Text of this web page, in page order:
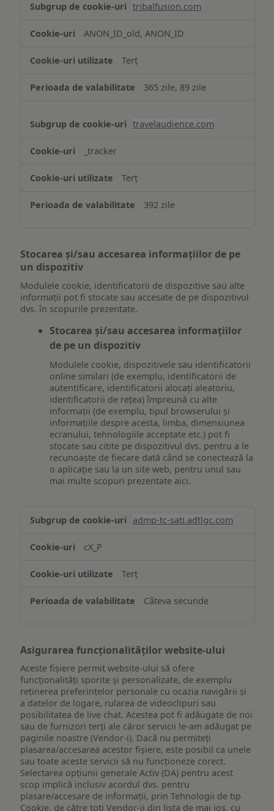
tribalfusion.com
ANON_ID_old, ANON_ID
Terț
365 zile, 89 zile
travelaudience.com
_tracker
Terț
392 zile
Stocarea și/sau accesarea informațiilor de pe
un dispozitiv
Modulele cookie, identificatorii de dispozitive sau alte
informații pot fi stocate sau accesate de pe dispozitivul
dvs. în scopurile prezentate.
Stocarea și/sau accesarea informațiilor
de pe un dispozitiv
Modulele cookie, dispozitivele sau identificatorii
online similari (de exemplu, identificatorii de
autentificare, identificatorii alocați aleatoriu,
identificatorii de rețea) împreună cu alte
informații (de exemplu, tipul browserului și
informațiile despre acesta, limba, dimensiunea
ecranului, tehnologiile acceptate etc.) pot fi
stocate sau citite pe dispozitivul dvs. pentru a le
recunoaște de fiecare dată când se conectează la
o aplicație sau la un site web, pentru unul sau
mai multe scopuri prezentate aici.
și/sau
informațiilor
pe
dispozitiv
admp-tc-sati.adtlgc.com
cX_P
Terț
Câteva secunde
Asigurarea funcționalităților website-ului
Aceste fișiere permit website-ului să ofere
funcționalități sporite și personalizate, de exemplu
reţinerea preferinţelor personale cu ocazia navigării și
a datelor de logare, rularea de videoclipuri sau
posibilitatea de live chat. Acestea pot fi adăugate de noi
sau de furnizori terți ale căror servicii le-am adăugat pe
paginile noastre (Vendor-i). Dacă nu permiteți
plasarea/accesarea acestor fișiere, este posibil ca unele
sau toate aceste servicii să nu funcționeze corect.
Selectarea opțiunii generale Activ (DA) pentru acest
scop implică inclusiv acordul dvs. pentru
plasare/accesare de informații, prin Tehnologii de tip
Cookie, de către toți Vendor-ii din lista de mai jos, cu